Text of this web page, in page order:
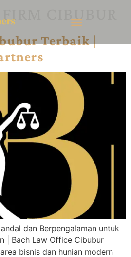
CIBUBUR
Terbaik |
dan Berpengalaman untuk
| Bach Law Office Cibubur
bisnis dan hunian modern